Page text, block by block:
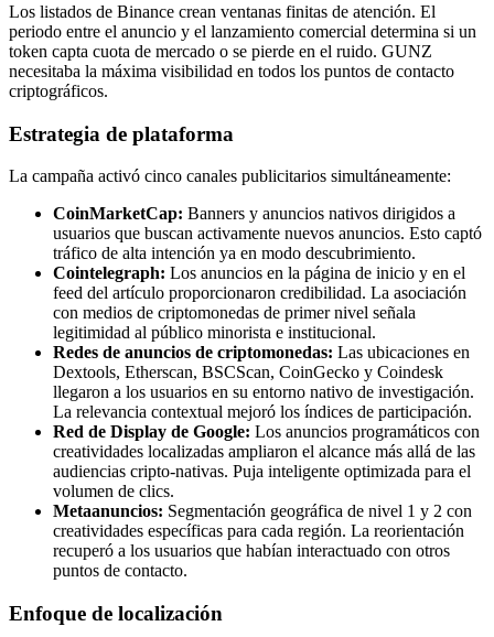
Los listados de Binance crean ventanas finitas de atención. El
periodo entre el anuncio y el lanzamiento comercial determina si un
token capta cuota de mercado o se pierde en el ruido. GUNZ
necesitaba la máxima visibilidad en todos los puntos de contacto
criptográficos.
Estrategia de plataforma
La campaña activó cinco canales publicitarios simultáneamente:
CoinMarketCap: Banners y anuncios nativos dirigidos a
usuarios que buscan activamente nuevos anuncios. Esto captó
tráfico de alta intención ya en modo descubrimiento.
Cointelegraph: Los anuncios en la página de inicio y en el
feed del artículo proporcionaron credibilidad. La asociación
con medios de criptomonedas de primer nivel señala
legitimidad al público minorista e institucional.
Redes de anuncios de criptomonedas: Las ubicaciones en
Dextools, Etherscan, BSCScan, CoinGecko y Coindesk
llegaron a los usuarios en su entorno nativo de investigación.
La relevancia contextual mejoró los índices de participación.
Red de Display de Google: Los anuncios programáticos con
creatividades localizadas ampliaron el alcance más allá de las
audiencias cripto-nativas. Puja inteligente optimizada para el
volumen de clics.
Metaanuncios: Segmentación geográfica de nivel 1 y 2 con
creatividades específicas para cada región. La reorientación
recuperó a los usuarios que habían interactuado con otros
puntos de contacto.
Enfoque de localización